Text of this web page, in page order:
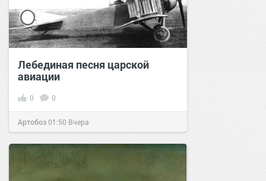
Лебединая песня царской
авиации
0 0
Артобоз01:50 Вчера